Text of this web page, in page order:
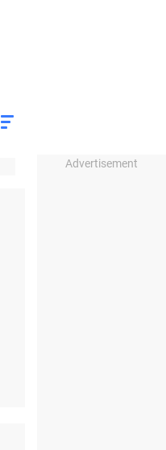
Advertisement